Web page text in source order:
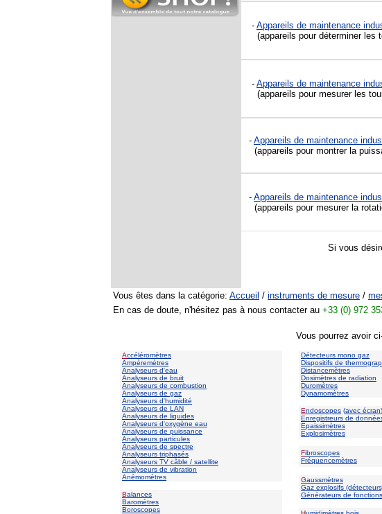
- Appareils de maintenance
(appareils pour déterminer les
- Appareils de maintenance
(appareils pour mesurer les
- Appareils de maintenance
(appareils pour montrer la
- Appareils de maintenance
(appareils pour mesurer la
Si vous
Vous êtes dans la catégorie: Accueil / instruments de mesure /
En cas de doute, n'hésitez pas à nous contacter au +33 (0) 972
Vous pourrez avoir
Accéléromètres
Ampèremètres
Analyseurs d'eau
Analyseurs de bruit
Analyseurs de combustion
Analyseurs de gaz
Analyseurs d'humidité
Analyseurs de LAN
Analyseurs de liquides
Analyseurs d'oxygène eau
Analyseurs de puissance
Analyseurs particules
Analyseurs de spectre
Analyseurs triphasés
Analyseurs TV câble / satellite
Analyseurs de vibration
Anémomètres
Balances
Baromètres
Boroscopes
Détecteurs mono gaz
Dispositifs de
Distancemètres
Dosimètres de radiation
Duromètres
Dynamomètres
Endoscopes (avec écran)
Enregistreurs de
Epaissimètres
Explosimètres
Fibroscopes
Fréquencemètres
Gaussmètres
Gaz explosifs
Générateurs de fonctions